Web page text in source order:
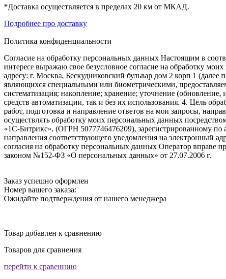
*Доставка осуществляется в пределах 20 км от МКАД.
Подробнее про доставку
Политика конфиденциальности
Согласие на обработку персональных данных Настоящим в
интересе выражаю свое безусловное согласие на обработку
адресу: г. Москва, Бескудниковский бульвар дом 2 корп 1
являющихся специальными или биометрическими,
систематизация; накопление; хранение; уточнение
средств автоматизации, так и без их использования. 4. Цель
работ, подготовка и направление ответов на мои запросы,
осуществлять обработку моих персональных данных
«1С-Битрикс», (ОГРН 5077746476209), зарегистрированному по
направления соответствующего уведомления на электронный
согласия на обработку персональных данных Оператор вправе
законом №152-ФЗ «О персональных данных» от 27.07.2006 г.
Заказ успешно оформлен
Номер вашего заказа:
Ожидайте подтверждения от нашего менеджера
Товар добавлен к сравнению
Товаров для сравнения
перейти к сравеннию